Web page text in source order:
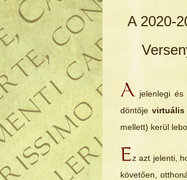
A 2020-
A
jelenlegi és
döntője virtuális
mellett) kerül
Ez azt jelenti,
követően,